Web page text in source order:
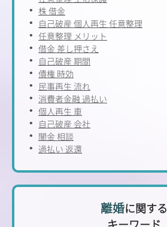
株 借金
自己破産 個人再生 任意整理
任意整理 メリット
借金 差し押さえ
自己破産 期間
債権 時効
民事再生 流れ
消費者金融 過払い
個人再生 車
自己破産 会社
闇金 相談
過払い 返還
離婚に関する